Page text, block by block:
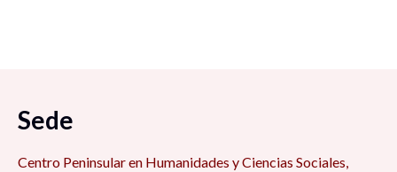
Sede
Centro Peninsular en Humanidades y Ciencias Sociales,